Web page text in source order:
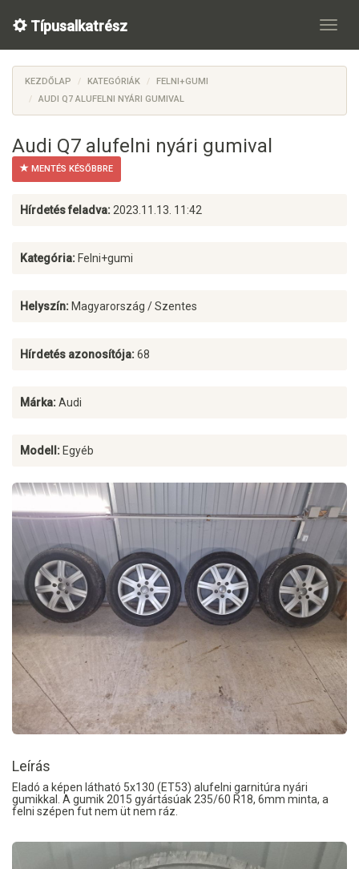
Típusalkatrész
KEZDŐLAP KATEGÓRIÁK
FELNI+GUMI
AUDI Q7 ALUFELNI NYÁRI GUMIVAL
Audi Q7 alufelni nyári gumival
MENTÉS KÉSŐBBRE
Hírdetés feladva: 2023.11.13. 11:42
Kategória: Felni+gumi
Helyszín: Magyarország / Szentes
Hírdetés azonosítója:68
Márka:Audi
Modell: Egyéb
Leírás
Eladó a képen látható 5x130 (ET53) alufelni garnitúra nyári
gumikkal. A gumik 2015 gyártásúak 235/60 R18, 6mm minta, a
felni szépen fut nem üt nem ráz.